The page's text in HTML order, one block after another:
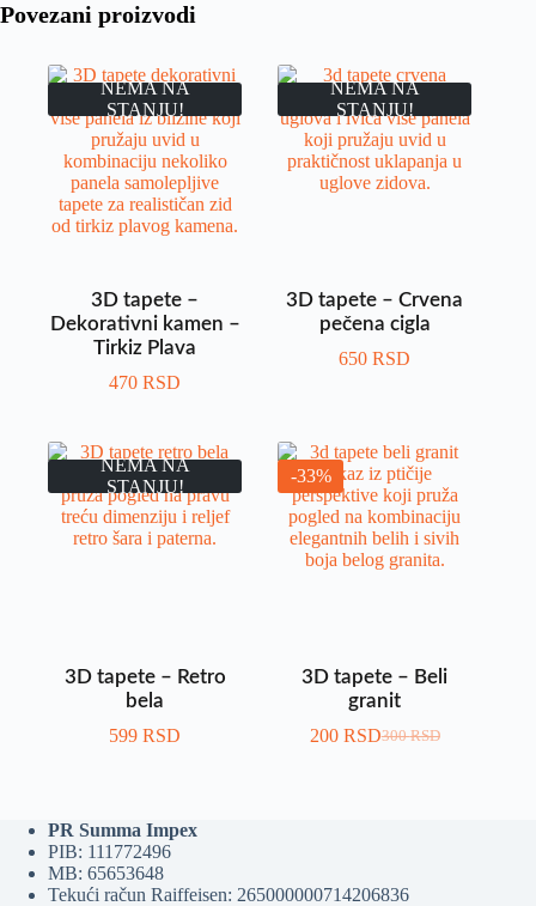
Povezani proizvodi
NEMA NA
STANJU!
3D tapete –
Dekorativni kamen –
Tirkiz Plava
470RSD
NEMA NA
STANJU!
3D tapete – Crvena
pečena cigla
650RSD
NEMA NA
STANJU!
3D tapete – Retro
bela
599RSD
-33%
3D tapete – Beli
granit
300RSD
200 RSD
PR Summa Impex
PIB: 111772496
MB: 65653648
Tekući račun Raiffeisen: 265000000714206836